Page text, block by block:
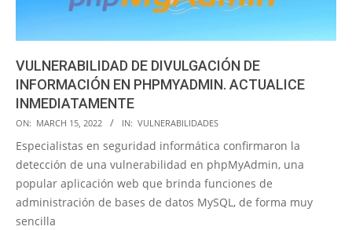
VULNERABILIDAD DE DIVULGACIÓN DE
INFORMACIÓN EN PHPMYADMIN. ACTUALICE
INMEDIATAMENTE
2022-
03-
15
ON: MARCH 15, 2022 IN: VULNERABILIDADES
Especialistas en seguridad informática confirmaron la
detección de una vulnerabilidad en phpMyAdmin, una
popular aplicación web que brinda funciones de
administración de bases de datos MySQL, de forma muy
sencilla